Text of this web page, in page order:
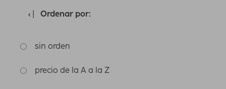
Ordenar por:
sin orden
precio de la A a la Z